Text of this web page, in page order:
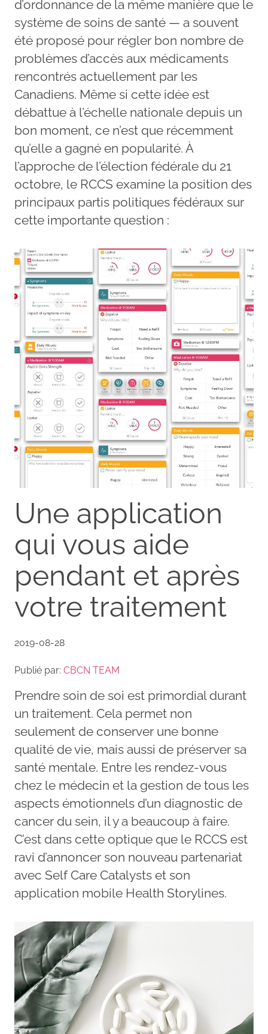
d’ordonnance de la même manière que le
système de soins de santé — a souvent
été proposé pour régler bon nombre de
problèmes d’accès aux médicaments
rencontrés actuellement par les
Canadiens. Même si cette idée est
débattue à l’échelle nationale depuis un
bon moment, ce n’est que récemment
qu’elle a gagné en popularité. À
l’approche de l’élection fédérale du 21
octobre, le RCCS examine la position des
principaux partis politiques fédéraux sur
cette importante question :
Une application
qui vous aide
pendant et après
votre traitement
2019-08-28
Publié par: CBCN TEAM
Prendre soin de soi est primordial durant
un traitement. Cela permet non
seulement de conserver une bonne
qualité de vie, mais aussi de préserver sa
santé mentale. Entre les rendez-vous
chez le médecin et la gestion de tous les
aspects émotionnels d’un diagnostic de
cancer du sein, il y a beaucoup à faire.
C’est dans cette optique que le RCCS est
ravi d’annoncer son nouveau partenariat
avec Self Care Catalysts et son
application mobile Health Storylines.